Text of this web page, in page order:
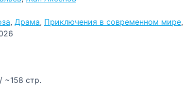
, Драма, Приключения в современном мире,
~158 стр.